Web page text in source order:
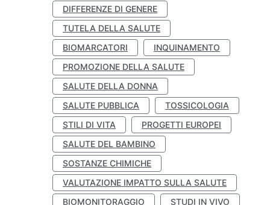
DIFFERENZE DI GENERE
TUTELA DELLA SALUTE
BIOMARCATORI
INQUINAMENTO
PROMOZIONE DELLA SALUTE
SALUTE DELLA DONNA
SALUTE PUBBLICA
TOSSICOLOGIA
STILI DI VITA
PROGETTI EUROPEI
SALUTE DEL BAMBINO
SOSTANZE CHIMICHE
VALUTAZIONE IMPATTO SULLA SALUTE
BIOMONITORAGGIO
STUDI IN VIVO